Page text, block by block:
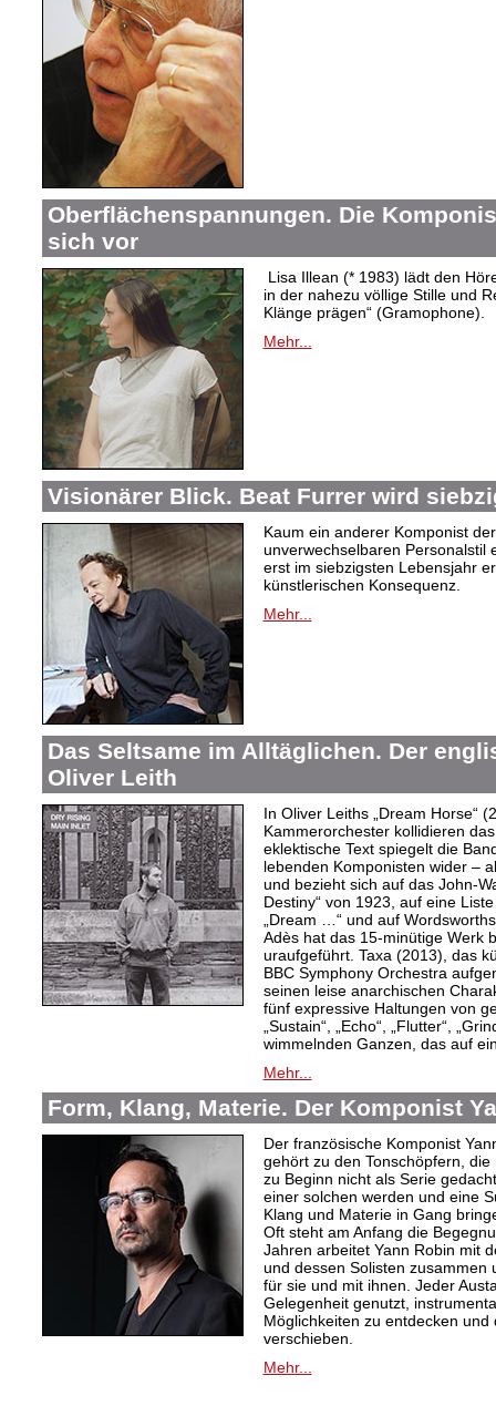
Oberflächenspannungen. Die
sich vor
Lisa Illean (* 1983) lädt den
in der nahezu völlige Stille und
Klänge prägen“ (Gramophone).
Mehr...
Visionärer Blick. Beat Furrer wird
Kaum ein anderer Komponist
unverwechselbaren Personalstil
erst im siebzigsten Lebensjahr
künstlerischen Konsequenz.
Mehr...
Das Seltsame im Alltäglichen. Der
Oliver Leith
In Oliver Leiths „Dream Horse“
Kammerorchester kollidieren
eklektische Text spiegelt die
lebenden Komponisten wider –
und bezieht sich auf das John-
Destiny“ von 1923, auf eine
„Dream …“ und auf
Adès hat das 15-minütige Werk
uraufgeführt. Taxa (2013), das
BBC Symphony Orchestra
seinen leise anarchischen
fünf expressive Haltungen von
„Sustain“, „Echo“, „Flutter“,
wimmelnden Ganzen, das auf
Mehr...
Form, Klang, Materie. Der Komponist
Der französische Komponist
gehört zu den Tonschöpfern,
zu Beginn nicht als Serie
einer solchen werden und eine
Klang und Materie in Gang
Oft steht am Anfang die
Jahren arbeitet Yann Robin mit
und dessen Solisten zusammen
für sie und mit ihnen. Jeder
Gelegenheit genutzt,
Möglichkeiten zu entdecken
verschieben.
Mehr...